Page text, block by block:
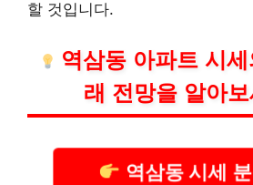
할 것입니다.
역삼동 아파트 시세
래 전망을 알아
역삼동 시세